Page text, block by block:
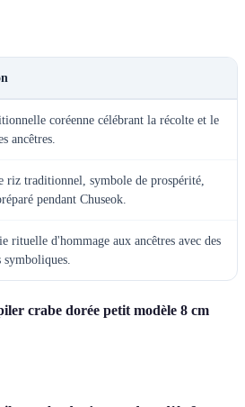
coréenne célébrant la récolte et le
ancêtres.
riz traditionnel, symbole de prospérité,
pendant Chuseok.
rituelle d'hommage aux ancêtres avec des
crabe dorée petit modèle 8 cm